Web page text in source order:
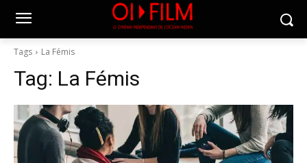
Tags La Fémis
Tag: La Fémis